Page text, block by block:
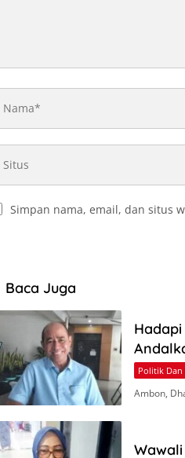
Simpan nama, email, dan situs
Baca Juga
Politik
Ambon,